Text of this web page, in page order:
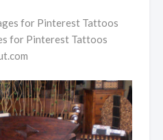
for Pinterest Tattoos